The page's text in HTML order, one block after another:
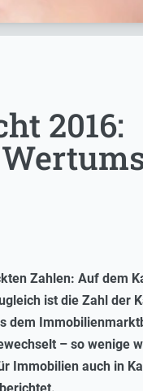
2016:
Zahlen: Auf dem
ist die Zahl der
dem
– so wenige
Immobilien auch in